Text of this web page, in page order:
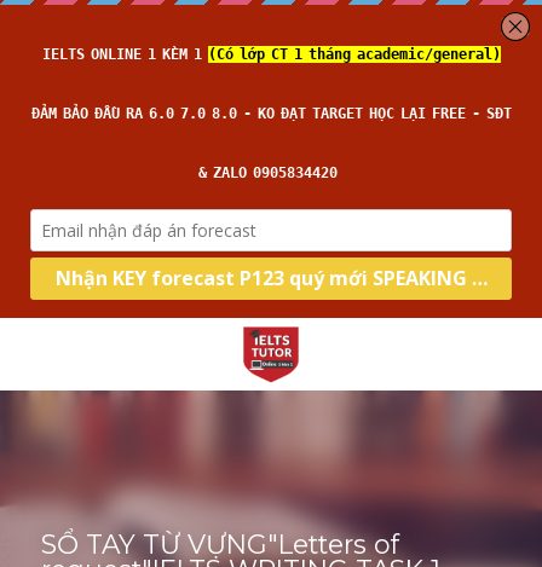
SỔ TAY TỪ VỰNG"Letters of